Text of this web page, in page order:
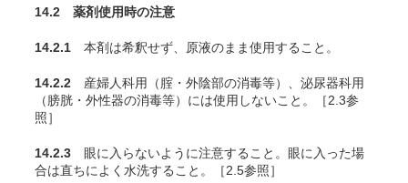
14.2 薬剤使用時の注意
14.2.1 本剤は希釈せず、原液のまま使用すること。
14.2.2 産婦人科用（腟・外陰部の消毒等）、泌尿器科用
（膀胱・外性器の消毒等）には使用しないこと。［2.3参
照］
14.2.3 眼に入らないように注意すること。眼に入った場
合は直ちによく水洗すること。［2.5参照］